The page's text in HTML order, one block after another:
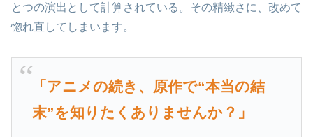
とつの演出として計算されている。その精緻さに、改めて
惚れ直してしまいます。
「アニメの続き、原作で“本当の結
末”を知りたくありませんか？」